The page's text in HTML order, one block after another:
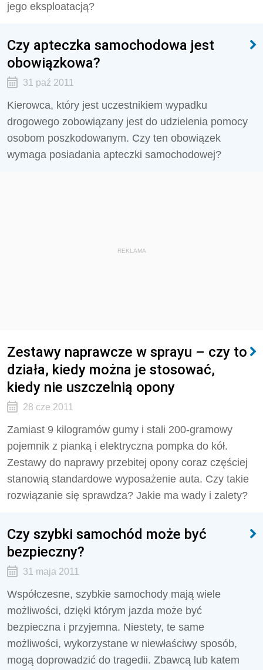
jego eksploatacją?
Czy apteczka samochodowa jest
obowiązkowa?
31 paź 2011
Kierowca, który jest uczestnikiem wypadku
drogowego zobowiązany jest do udzielenia pomocy
osobom poszkodowanym. Czy ten obowiązek
wymaga posiadania apteczki samochodowej?
REKLAMA
Zestawy naprawcze w sprayu – czy to
działa, kiedy można je stosować,
kiedy nie uszczelnią opony
28 cze 2011
Zamiast 9 kilogramów gumy i stali 200-gramowy
pojemnik z pianką i elektryczna pompka do kół.
Zestawy do naprawy przebitej opony coraz częściej
stanowią standardowe wyposażenie auta. Czy takie
rozwiązanie się sprawdza? Jakie ma wady i zalety?
Czy szybki samochód może być
bezpieczny?
31 maja 2011
Współczesne, szybkie samochody mają wiele
możliwości, dzięki którym jazda może być
bezpieczna i przyjemna. Niestety, te same
możliwości, wykorzystane w niewłaściwy sposób,
mogą doprowadzić do tragedii. Zbawcą lub katem